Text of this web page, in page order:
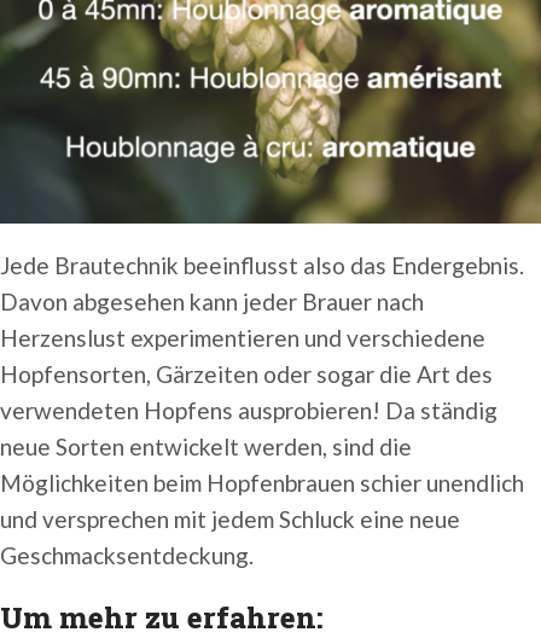
Jede Brautechnik beeinflusst also das Endergebnis.
Davon abgesehen kann jeder Brauer nach
Herzenslust experimentieren und verschiedene
Hopfensorten, Gärzeiten oder sogar die Art des
verwendeten Hopfens ausprobieren! Da ständig
neue Sorten entwickelt werden, sind die
Möglichkeiten beim Hopfenbrauen schier unendlich
und versprechen mit jedem Schluck eine neue
Geschmacksentdeckung.
Um mehr zu erfahren: